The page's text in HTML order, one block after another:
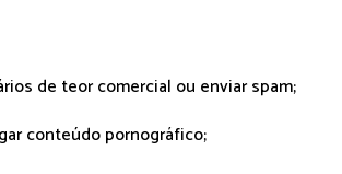
de teor comercial ou enviar spam;
conteúdo pornográfico;